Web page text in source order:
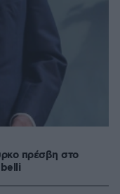
πρέσβη στο